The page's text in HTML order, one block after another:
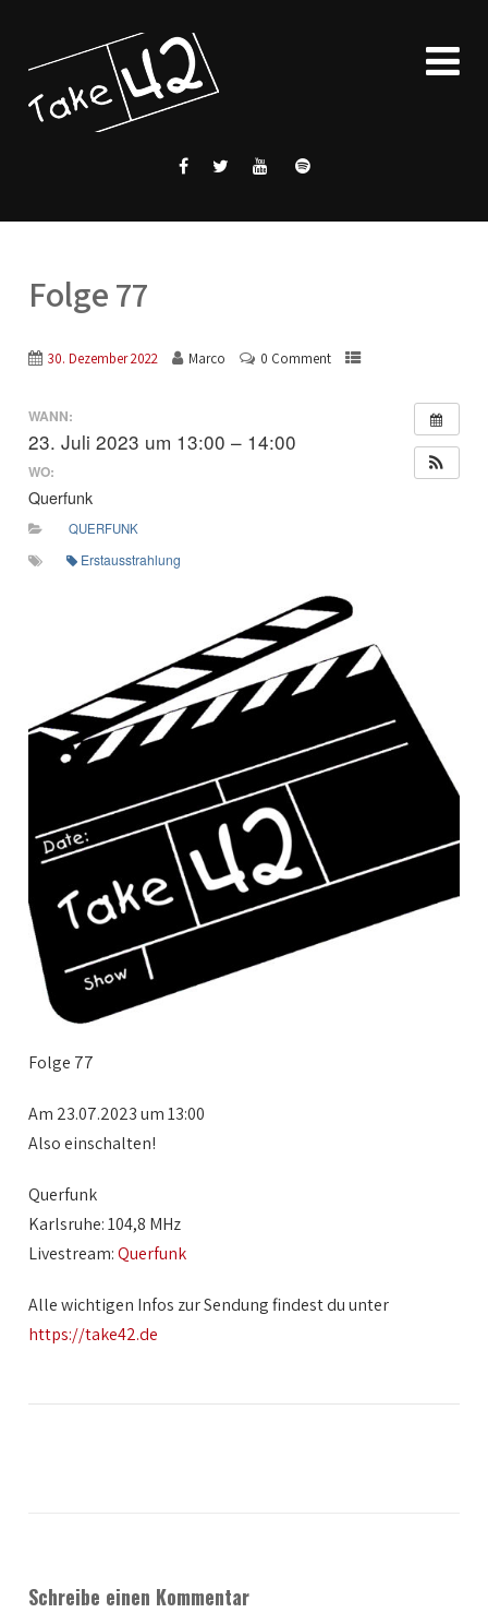
Folge 77
30. Dezember 2022 Marco 0 Comment
WANN:
23. Juli 2023 um 13:00 – 14:00
WO:
Querfunk
QUERFUNK
Erstausstrahlung
Folge 77
Am 23.07.2023 um 13:00
Also einschalten!
Querfunk
Karlsruhe: 104,8 MHz
Livestream:Querfunk
Alle wichtigen Infos zur Sendung findest du unter
https://take42.de
Schreibe einen Kommentar